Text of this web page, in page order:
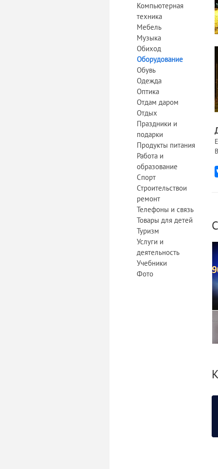
Компьютерная
техника
Мебель
Музыка
Обиход
Оборудование
Обувь
Одежда
Оптика
Отдам даром
Отдых
Праздники и
подарки
Продукты питания
Работа и
образование
Спорт
Строительствои
ремонт
Телефоны и связь
Товары для детей
Туризм
Услуги и
деятельность
Учебники
Фото